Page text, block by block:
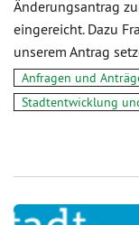
Änderungsantrag
eingereicht. Dazu
unserem Antrag
Anfragen und
Stadtentwicklung